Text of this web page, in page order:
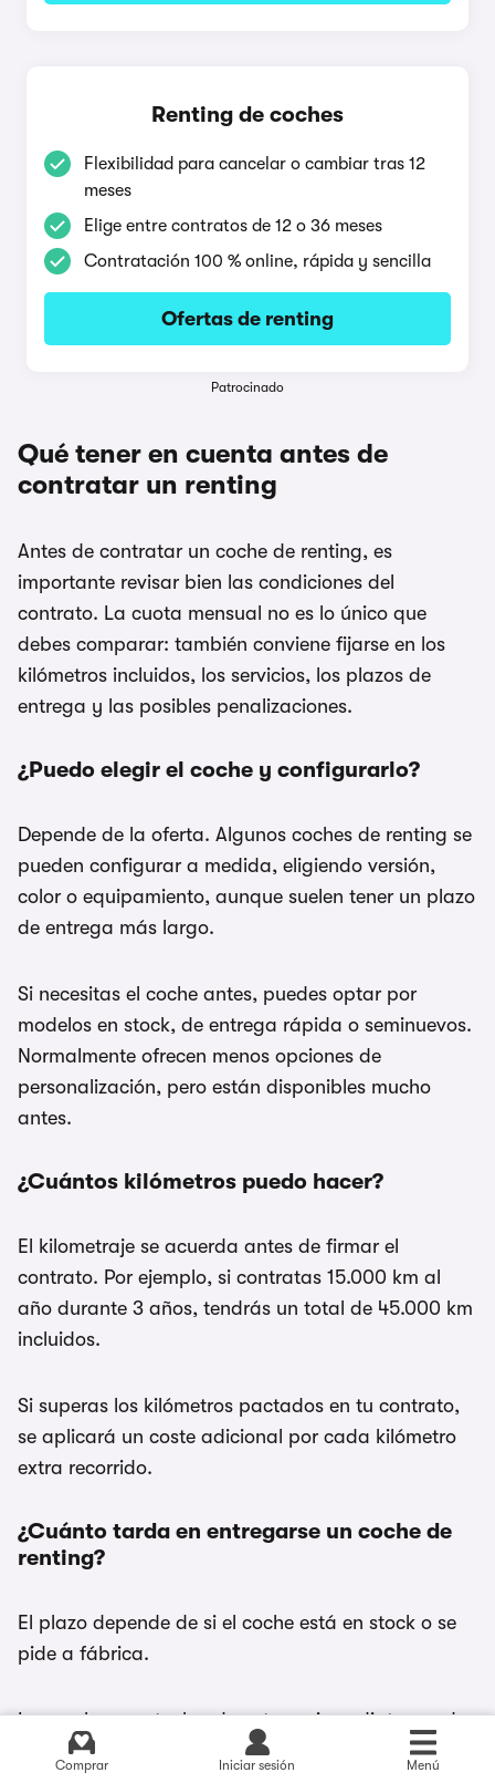
Comprar Iniciar sesión Menú
Renting de coches
Flexibilidad para cancelar o cambiar tras 12
meses
Elige entre contratos de 12 o 36 meses
Contratación 100 % online, rápida y sencilla
Ofertas de renting
Patrocinado
Qué tener en cuenta antes de
contratar un renting
Antes de contratar un coche de renting, es
importante revisar bien las condiciones del
contrato. La cuota mensual no es lo único que
debes comparar: también conviene fijarse en los
kilómetros incluidos, los servicios, los plazos de
entrega y las posibles penalizaciones.
¿Puedo elegir el coche y configurarlo?
Depende de la oferta. Algunos coches de renting se
pueden configurar a medida, eligiendo versión,
color o equipamiento, aunque suelen tener un plazo
de entrega más largo.
Si necesitas el coche antes, puedes optar por
modelos en stock, de entrega rápida o seminuevos.
Normalmente ofrecen menos opciones de
personalización, pero están disponibles mucho
antes.
¿Cuántos kilómetros puedo hacer?
El kilometraje se acuerda antes de firmar el
contrato. Por ejemplo, si contratas 15.000 km al
año durante 3 años, tendrás un total de 45.000 km
incluidos.
Si superas los kilómetros pactados en tu contrato,
se aplicará un coste adicional por cada kilómetro
extra recorrido.
¿Cuánto tarda en entregarse un coche de
renting?
El plazo depende de si el coche está en stock o se
pide a fábrica.
Los coches en stock o de entrega inmediata pueden
estar disponibles en pocos días o semanas. En